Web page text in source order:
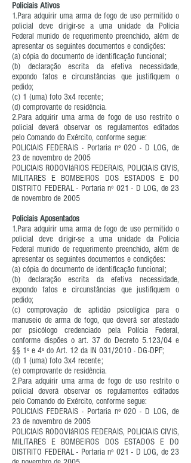
Policiais Ativos
1.Para adquirir uma arma de fogo de uso permitido o
policial deve dirigir-se a uma unidade da Polícia
Federal munido de requerimento preenchido, além de
apresentar os seguintes documentos e condições:
(a) cópia do documento de identificação funcional;
(b) declaração escrita da efetiva necessidade,
expondo fatos e circunstâncias que justifiquem o
pedido;
(c) 1 (uma) foto 3x4 recente;
(d) comprovante de residência.
2.Para adquirir uma arma de fogo de uso restrito o
policial deverá observar os regulamentos editados
pelo Comando do Exército, conforme segue:
POLICIAIS FEDERAIS - Portaria nº 020 - D LOG, de
23 de novembro de 2005
POLICIAIS RODOVIáRIOS FEDERAIS, POLICIAIS CIVIS,
MILITARES E BOMBEIROS DOS ESTADOS E DO
DISTRITO FEDERAL - Portaria nº 021 - D LOG, de 23
de novembro de 2005
Policiais Aposentados
1.Para adquirir uma arma de fogo de uso permitido o
policial deve dirigir-se a uma unidade da Polícia
Federal munido de requerimento preenchido, além de
apresentar os seguintes documentos e condições:
(a) cópia do documento de identificação funcional;
(b) declaração escrita da efetiva necessidade,
expondo fatos e circunstâncias que justifiquem o
pedido;
(c) comprovação de aptidão psicolígica para o
manuseio de arma de fogo, que deverá ser atestado
por psicólogo credenciado pela Polícia Federal,
conforme dispões o art. 37 do Decreto 5.123/04 e
§§ 1º e 4º do Art. 12 da IN 031/2010 - DG-DPF;
(d) 1 (uma) foto 3x4 recente;
(e) comprovante de residência.
2.Para adquirir uma arma de fogo de uso restrito o
policial deverá observar os regulamentos editados
pelo Comando do Exército, conforme segue:
POLICIAIS FEDERAIS - Portaria nº 020 - D LOG, de
23 de novembro de 2005
POLICIAIS RODOVIáRIOS FEDERAIS, POLICIAIS CIVIS,
MILITARES E BOMBEIROS DOS ESTADOS E DO
DISTRITO FEDERAL - Portaria nº 021 - D LOG, de 23